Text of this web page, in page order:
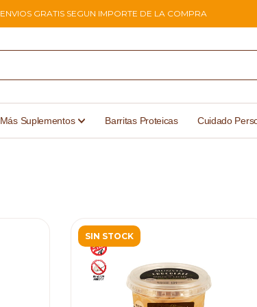
ENVIOS GRATIS SEGUN IMPORTE DE LA COMPRA
Más Suplementos Barritas Proteicas Cuidado
SIN STOCK